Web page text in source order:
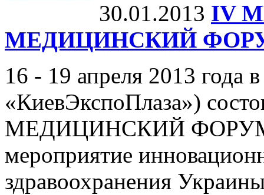
30.01.2013 IV
МЕДИЦИНСКИЙ
16 - 19 апреля 2013 года
«КиевЭкспоПлаза»)
МЕДИЦИНСКИЙ ФОРУМ -
мероприятие
здравоохранения